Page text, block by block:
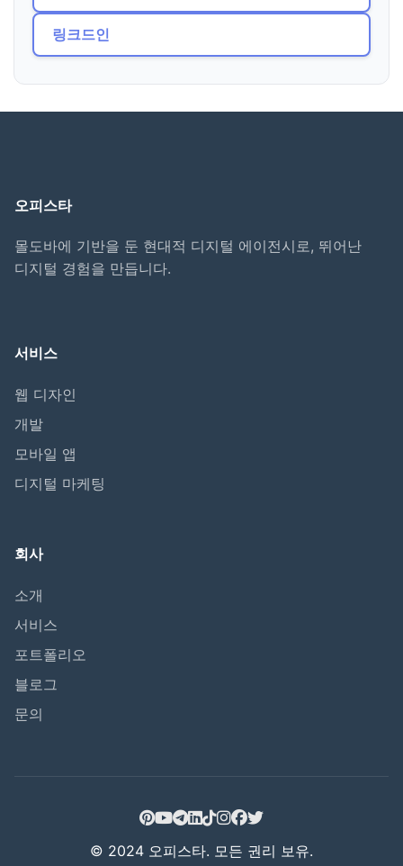
링크드인
오피스타
몰도바에 기반을 둔 현대적 디지털 에이전시로, 뛰어난
디지털 경험을 만듭니다.
서비스
웹 디자인
개발
모바일 앱
디지털 마케팅
회사
소개
서비스
포트폴리오
블로그
문의
© 2024 오피스타. 모든 권리 보유.